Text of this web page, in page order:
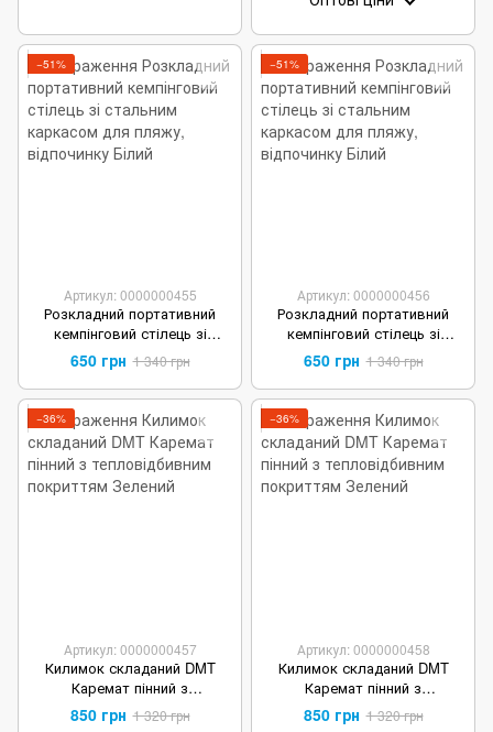
−51%
Артикул: 0000000455
Розкладний портативний
кемпінговий стілець зі
стальним каркасом для
пляжу, відпочинку Зелений
650 грн 1 340 грн
−51%
Артикул: 0000000456
Розкладний портативний
кемпінговий стілець зі
стальним каркасом для
пляжу, відпочинку Чорний
650 грн 1 340 грн
−36%
Артикул: 0000000457
Килимок складаний DMT
Каремат пінний з
тепловідбивним покриттям
Зелений
850 грн 1 320 грн
−36%
Артикул: 0000000458
Килимок складаний DMT
Каремат пінний з
тепловідбивним покриттям
Синій
850 грн 1 320 грн